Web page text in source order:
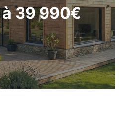
39 990€